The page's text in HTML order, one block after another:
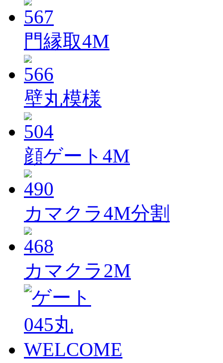
門縁取4M
壁丸模様
顔ゲート4M
カマクラ4M分割
カマクラ2M